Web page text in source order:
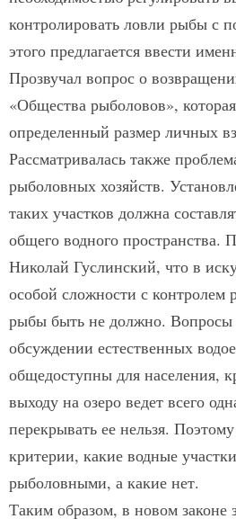
контролировать ловли рыбы с
этого предлагается ввести
Прозвучал вопрос о
«Общества рыболовов»,
определенный размер личных
Рассматривалась также
рыболовных хозяйств.
таких участков должна
общего водного пространства.
Николай Гуслинский, что в
особой сложности с контролем
рыбы быть не должно. Вопросы
обсуждении естественных
общедоступны для населения,
выходу на озеро ведет всего
перекрывать ее нельзя.
критерии, какие водные
рыболовными, а какие нет.
Таким образом, в новом законе